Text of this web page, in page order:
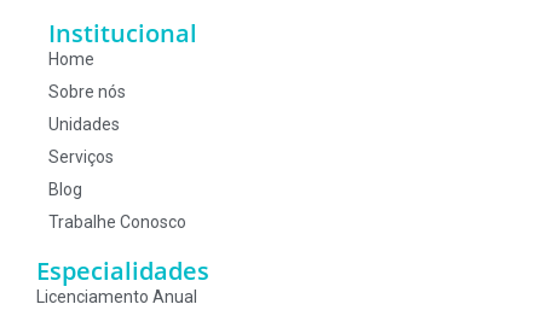
Institucional
Home
Sobre nós
Unidades
Serviços
Blog
Trabalhe Conosco
Especialidades
Licenciamento Anual